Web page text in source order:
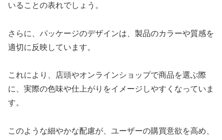
いることの表れでしょう。
さらに、パッケージのデザインは、製品のカラーや質感を
適切に反映しています。
これにより、店頭やオンラインショップで商品を選ぶ際
に、実際の色味や仕上がりをイメージしやすくなっていま
す。
このような細やかな配慮が、ユーザーの購買意欲を高め、